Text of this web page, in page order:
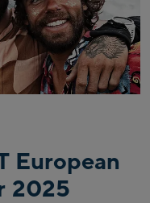
European
2025